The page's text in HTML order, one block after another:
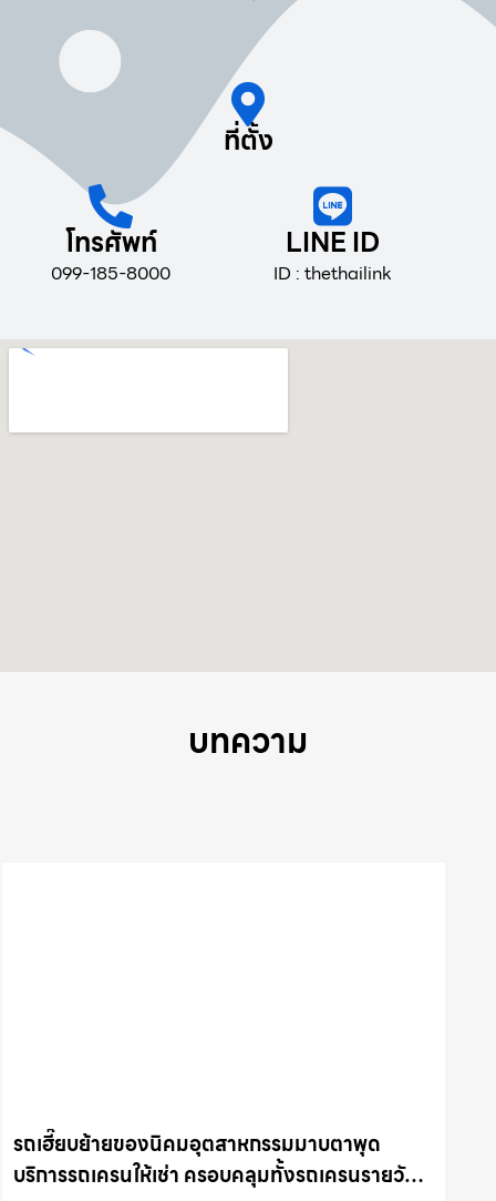
ที่ตั้ง
โทรศัพท์
099-185-8000
LINE ID
ID : thethailink
บทความ
รถเฮี๊ยบย้ายของนิคมอุตสาหกรรมมาบตาพุด
บริการรถเครนให้เช่า ครอบคลุมทั้งรถเครนรายวัน